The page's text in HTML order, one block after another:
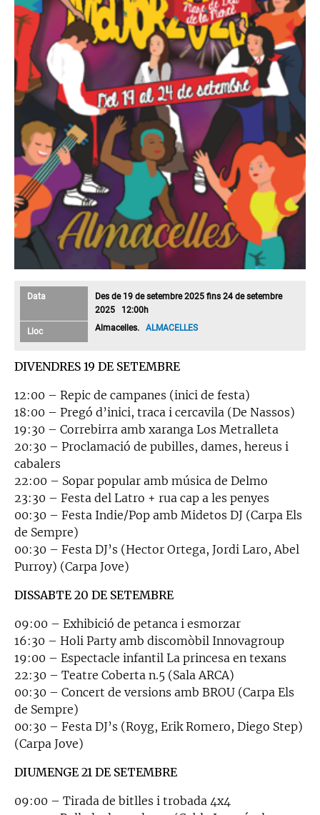
Data
Des de 19 de setembre 2025 fins 24 de setembre
2025 12:00h
Lloc Almacelles.ALMACELLES
DIVENDRES 19 DE SETEMBRE
12:00 – Repic de campanes (inici de festa)
18:00 – Pregó d’inici, traca i cercavila (De Nassos)
19:30 – Correbirra amb xaranga Los Metralleta
20:30 – Proclamació de pubilles, dames, hereus i
cabalers
22:00 – Sopar popular amb música de Delmo
23:30 – Festa del Latro + rua cap a les penyes
00:30 – Festa Indie/Pop amb Midetos DJ (Carpa Els
de Sempre)
00:30 – Festa DJ’s (Hector Ortega, Jordi Laro, Abel
Purroy) (Carpa Jove)
DISSABTE 20 DE SETEMBRE
09:00 – Exhibició de petanca i esmorzar
16:30 – Holi Party amb discomòbil Innovagroup
19:00 – Espectacle infantil La princesa en texans
22:30 – Teatre Coberta n.5 (Sala ARCA)
00:30 – Concert de versions amb BROU (Carpa Els
de Sempre)
00:30 – Festa DJ’s (Royg, Erik Romero, Diego Step)
(Carpa Jove)
DIUMENGE 21 DE SETEMBRE
09:00 – Tirada de bitlles i trobada 4x4